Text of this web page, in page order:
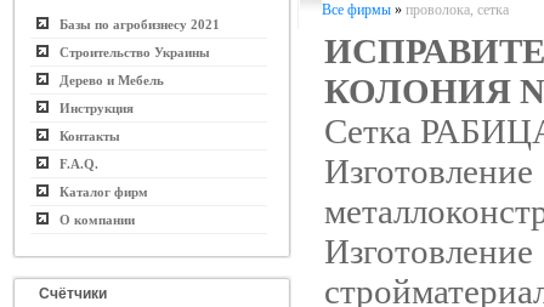
Базы по агробизнесу 2021
Строительство Украины
Дерево и Мебель
Инструкция
Контакты
F.A.Q.
Каталог фирм
О компании
Счётчики
Все фирмы » проволока, сетка
КОЛОНИЯ
Сетка
Изготовление
Изготовление